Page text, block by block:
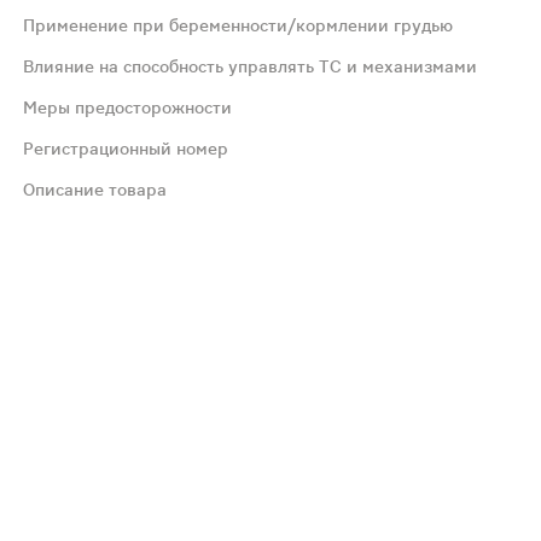
лет, повышенная чувствительность к флувоксамину.
в первые 2 недели лечения); возможно -
Применение при беременности/кормлении грудью
Влияние на способность управлять ТС и механизмами
Меры предосторожности
Регистрационный номер
Описание товара